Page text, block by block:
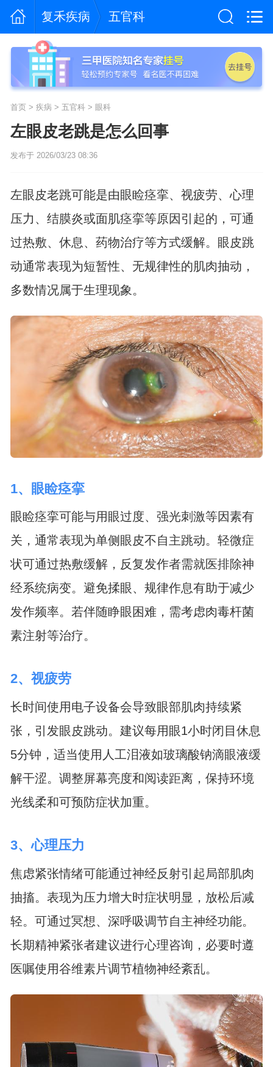
复禾疾病 五官科
首页> 疾病 > 五官科> 眼科
左眼皮老跳是怎么回事
发布于 2026/03/23 08:36
左眼皮老跳可能是由眼睑痉挛、视疲劳、心理
压力、结膜炎或面肌痉挛等原因引起的，可通
过热敷、休息、药物治疗等方式缓解。眼皮跳
动通常表现为短暂性、无规律性的肌肉抽动，
多数情况属于生理现象。
1、眼睑痉挛
眼睑痉挛可能与用眼过度、强光刺激等因素有
关，通常表现为单侧眼皮不自主跳动。轻微症
状可通过热敷缓解，反复发作者需就医排除神
经系统病变。避免揉眼、规律作息有助于减少
发作频率。若伴随睁眼困难，需考虑肉毒杆菌
素注射等治疗。
2、视疲劳
长时间使用电子设备会导致眼部肌肉持续紧
张，引发眼皮跳动。建议每用眼1小时闭目休息
5分钟，适当使用人工泪液如玻璃酸钠滴眼液缓
解干涩。调整屏幕亮度和阅读距离，保持环境
光线柔和可预防症状加重。
3、心理压力
焦虑紧张情绪可能通过神经反射引起局部肌肉
抽搐。表现为压力增大时症状明显，放松后减
轻。可通过冥想、深呼吸调节自主神经功能。
长期精神紧张者建议进行心理咨询，必要时遵
医嘱使用谷维素片调节植物神经紊乱。